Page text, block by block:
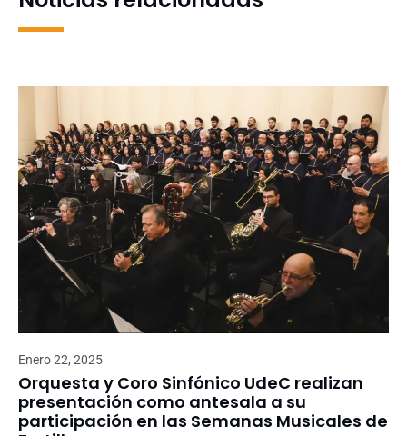
Enero 22, 2025
Orquesta y Coro Sinfónico UdeC realizan
presentación como antesala a su
participación en las Semanas Musicales de